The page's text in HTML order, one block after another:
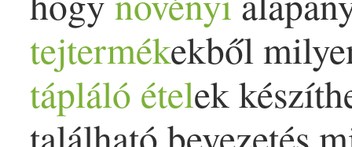
tejtermékekből
tápláló ételek